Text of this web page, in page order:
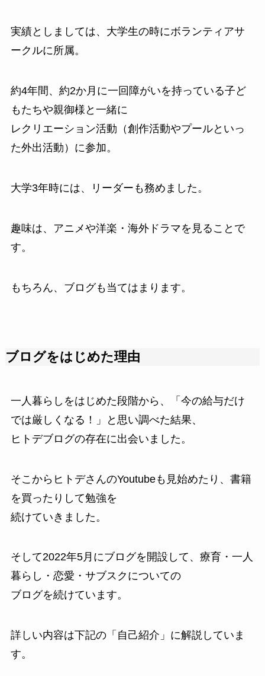
実績としましては、大学生の時にボランティアサ
ークルに所属。
約4年間、約2か月に一回障がいを持っている子ど
もたちや親御様と一緒に
レクリエーション活動（創作活動やプールといっ
た外出活動）に参加。
大学3年時には、リーダーも務めました。
趣味は、アニメや洋楽・海外ドラマを見ることで
す。
もちろん、ブログも当てはまります。
ブログをはじめた理由
一人暮らしをはじめた段階から、「今の給与だけ
では厳しくなる！」と思い調べた結果、
ヒトデブログの存在に出会いました。
そこからヒトデさんのYoutubeも見始めたり、書籍
を買ったりして勉強を
続けていきました。
そして2022年5月にブログを開設して、療育・一人
暮らし・恋愛・サブスクについての
ブログを続けています。
詳しい内容は下記の「自己紹介」に解説していま
す。